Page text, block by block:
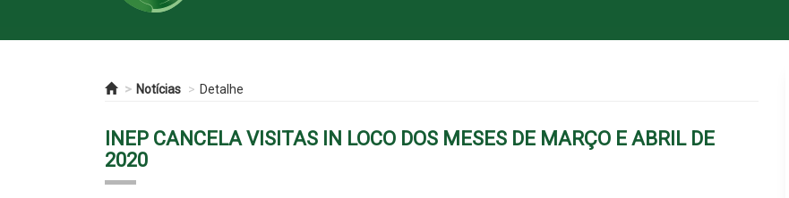
Notícias Detalhe
INEP CANCELA VISITAS IN LOCO DOS MESES DE MARÇO E ABRIL DE
2020